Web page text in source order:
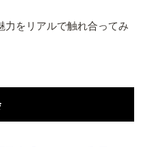
力をリアルで触れ合ってみ